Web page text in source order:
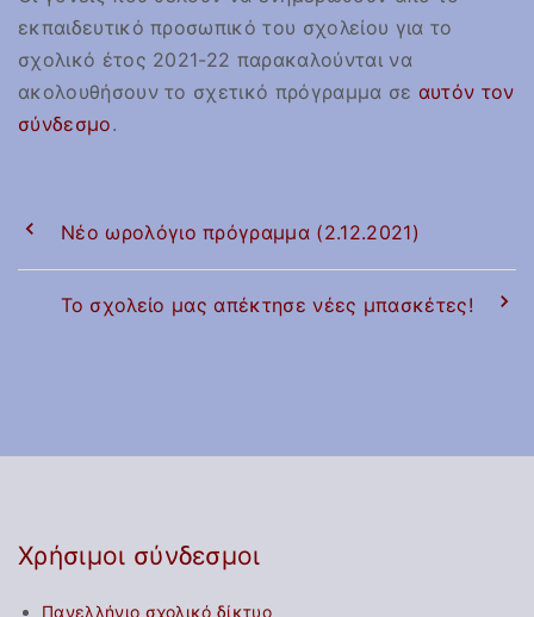
εκπαιδευτικό προσωπικό του σχολείου για το
σχολικό έτος 2021-22 παρακαλούνται να
ακολουθήσουν το σχετικό πρόγραμμα σε αυτόν τον
σύνδεσμο.
Νέο ωρολόγιο πρόγραμμα (2.12.2021)
Το σχολείο μας απέκτησε νέες μπασκέτες!
Χρήσιμοι σύνδεσμοι
Πανελλήνιο σχολικό δίκτυο